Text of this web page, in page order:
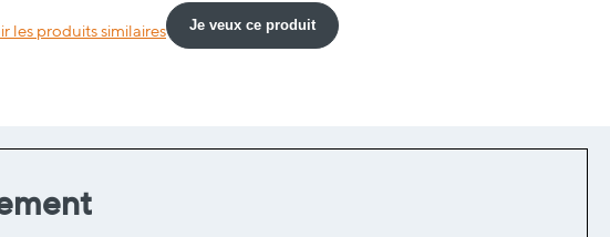
les produits similaires Je veux ce produit